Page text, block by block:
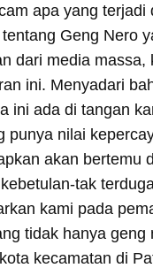
apa yang terjadi
Geng Nero
dari media massa,
ini. Menyadari
ini ada di tangan
punya nilai
akan bertemu
tak
kami pada
tidak hanya geng
kecamatan di